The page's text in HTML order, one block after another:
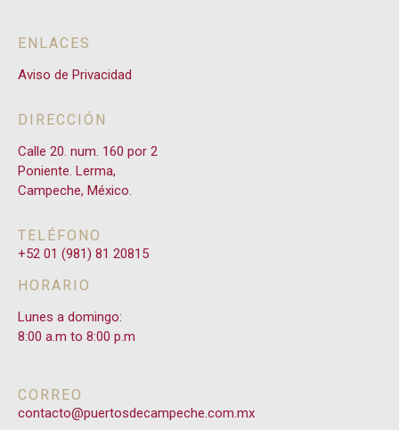
ENLACES
Aviso de Privacidad
DIRECCIÓN
Calle 20. num. 160 por 2
Poniente. Lerma,
Campeche, México.
TELÉFONO
+52 01 (981) 81 20815
HORARIO
Lunes a domingo:
8:00 a.m to 8:00 p.m
CORREO
contacto@puertosdecampeche.com.mx